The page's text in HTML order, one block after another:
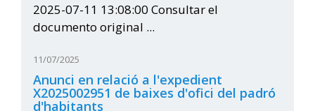
2025-07-11 13:08:00 Consultar el
documento original ...
11/07/2025
Anunci en relació a l'expedient
X2025002951 de baixes d'ofici del padró
d'habitants